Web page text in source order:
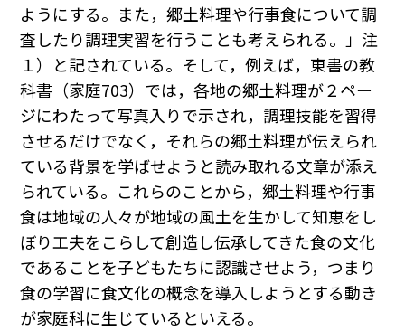
ようにする。また，郷土料理や行事食について調
査したり調理実習を行うことも考えられる。」注
１）と記されている。そして，例えば，東書の教
科書（家庭703）では，各地の郷土料理が２ペー
ジにわたって写真入りで示され，調理技能を習得
させるだけでなく，それらの郷土料理が伝えられ
ている背景を学ばせようと読み取れる文章が添え
られている。これらのことから，郷土料理や行事
食は地域の人々が地域の風土を生かして知恵をし
ぼり工夫をこらして創造し伝承してきた食の文化
であることを子どもたちに認識させよう，つまり
食の学習に食文化の概念を導入しようとする動き
が家庭科に生じているといえる。